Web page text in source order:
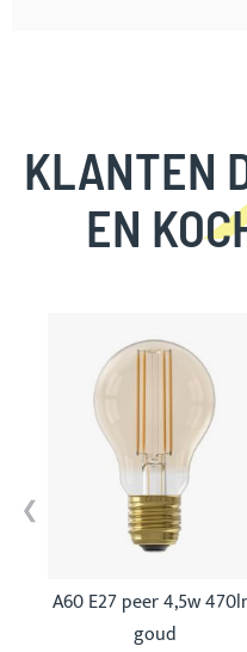
KLANTEN
EN
carousel
A60 E27 peer 4,5w
goud